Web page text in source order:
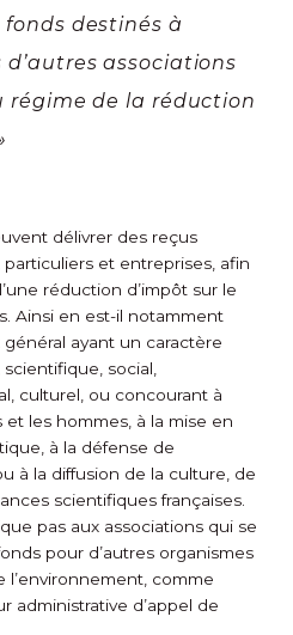
destinés à
associations
régime de la réduction
délivrer des reçus
et entreprises, afin
réduction d’impôt sur le
Ainsi en est-il notamment
ayant un caractère
social,
culturel, ou concourant à
et les hommes, à la mise en
à la défense de
à la diffusion de la culture, de
scientifiques françaises.
pas aux associations qui se
pour d’autres organismes
comme
administrative d’appel de